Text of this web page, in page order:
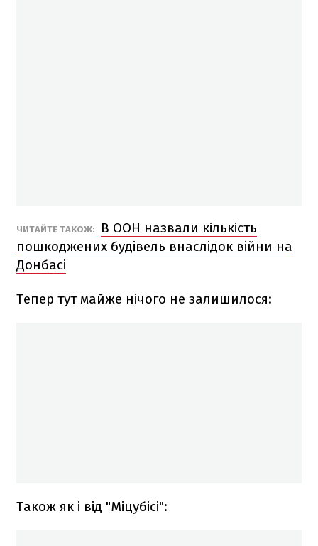
ЧИТАЙТЕ ТАКОЖ:
В ООН назвали кількість
пошкоджених будівель внаслідок війни на
Донбасі
Тепер тут майже нічого не залишилося:
Також як і від "Міцубісі":